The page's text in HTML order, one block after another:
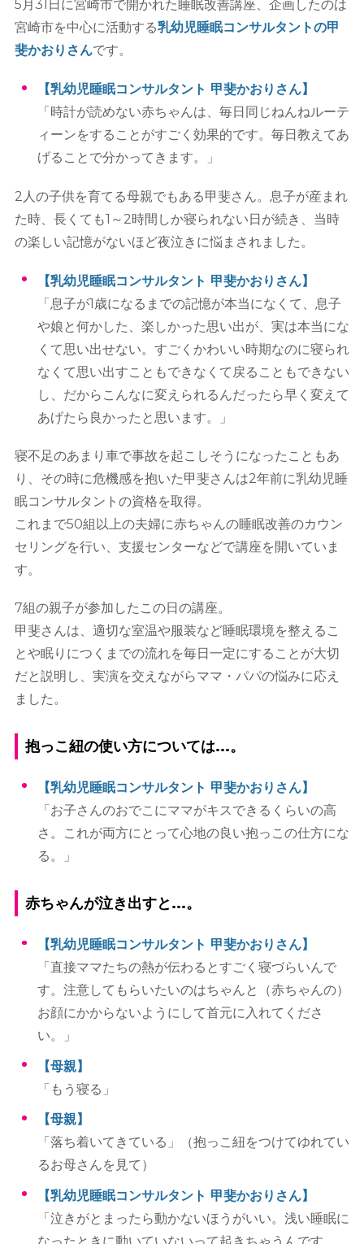
5月31日に宮崎市で開かれた睡眠改善講座、企画したのは
宮崎市を中心に活動する乳幼児睡眠コンサルタントの甲
斐かおりさんです。
【乳幼児睡眠コンサルタント 甲斐かおりさん】
「時計が読めない赤ちゃんは、毎日同じねんねルーテ
ィーンをすることがすごく効果的です。毎日教えてあ
げることで分かってきます。」
2人の子供を育てる母親でもある甲斐さん。息子が産まれ
た時、長くても1～2時間しか寝られない日が続き、当時
の楽しい記憶がないほど夜泣きに悩まされました。
【乳幼児睡眠コンサルタント 甲斐かおりさん】
「息子が1歳になるまでの記憶が本当になくて、息子
や娘と何かした、楽しかった思い出が、実は本当にな
くて思い出せない。すごくかわいい時期なのに寝られ
なくて思い出すこともできなくて戻ることもできない
し、だからこんなに変えられるんだったら早く変えて
あげたら良かったと思います。」
寝不足のあまり車で事故を起こしそうになったこともあ
り、その時に危機感を抱いた甲斐さんは2年前に乳幼児睡
眠コンサルタントの資格を取得。
これまで50組以上の夫婦に赤ちゃんの睡眠改善のカウン
セリングを行い、支援センターなどで講座を開いていま
す。
7組の親子が参加したこの日の講座。
甲斐さんは、適切な室温や服装など睡眠環境を整えるこ
とや眠りにつくまでの流れを毎日一定にすることが大切
だと説明し、実演を交えながらママ・パパの悩みに応え
ました。
抱っこ紐の使い方については...。
【乳幼児睡眠コンサルタント 甲斐かおりさん】
「お子さんのおでこにママがキスできるくらいの高
さ。これが両方にとって心地の良い抱っこの仕方にな
る。」
赤ちゃんが泣き出すと...。
【乳幼児睡眠コンサルタント 甲斐かおりさん】
「直接ママたちの熱が伝わるとすごく寝づらいんで
す。注意してもらいたいのはちゃんと（赤ちゃんの）
お顔にかからないようにして首元に入れてくださ
い。」
【母親】
「もう寝る」
【母親】
「落ち着いてきている」（抱っこ紐をつけてゆれてい
るお母さんを見て）
【乳幼児睡眠コンサルタント 甲斐かおりさん】
「泣きがとまったら動かないほうがいい。浅い睡眠に